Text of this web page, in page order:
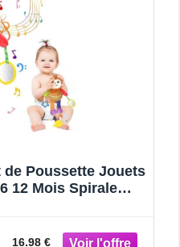
Poussette Jouets
12 Mois Spirale
16.98 €